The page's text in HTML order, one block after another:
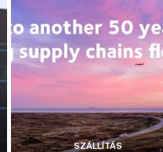
SZÁLLÍTÁS